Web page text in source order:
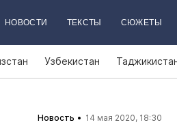
НОВОСТИ ТЕКСТЫ СЮЖЕТЫ
Узбекистан
Новость 14 мая 2020, 18:30